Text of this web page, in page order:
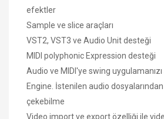
efektler
Sample ve slice araçları
VST2, VST3 ve Audio Unit desteği
MIDI polyphonic Expression desteği
Audio ve MIDI'ye swing
Engine. İstenilen audio
çekebilme
Video import ve export özelliği ile